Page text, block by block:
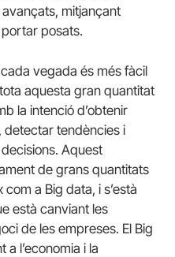
mitjançant
posats.
vegada és més fàcil
aquesta gran quantitat
la intenció d’obtenir
detectar tendències i
Aquest
de grans quantitats
a Big data, i s’està
està canviant les
de les empreses. El Big
l’economia i la